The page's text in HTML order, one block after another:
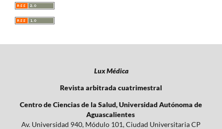
Lux Médica
Revista arbitrada cuatrimestral
Centro de Ciencias de la Salud, Universidad Autónoma de
Aguascalientes
Av. Universidad 940, Módulo 101, Ciudad Universitaria CP